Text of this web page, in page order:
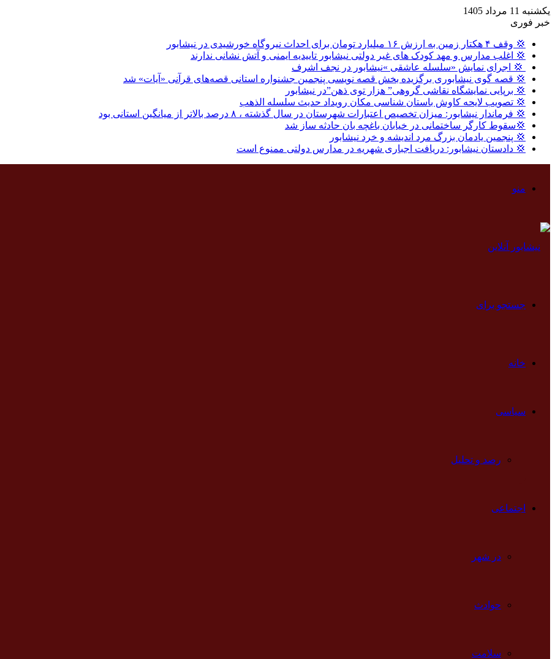
یکشنبه 11 مرداد 1405
خبر فوری
💢 وقف ۴ هکتار زمین به ارزش ۱۶ میلیارد تومان برای احداث نیروگاه خورشیدی در نیشابور
💢 اغلب مدارس و مهد کودک های غیر دولتی نیشابور تاییدیه ایمنی و آتش نشانی ندارند
‍ 💢 اجرای نمایش «سلسله عاشقی »نیشابور در نجف اشرف
💢 قصه گوی نیشابوری برگزیده بخش قصه نویسی پنجمین جشنواره استانی قصه‌های قرآنی «آیات» شد
💢 برپایی نمایشگاه نقاشی گروهی” هزار توی ذهن”در نیشابور
💢 تصویب لایحه کاوش باستان شناسی مکان رویداد حدیث سلسله الذهب
💢 فرماندار نیشابور: میزان تخصیص اعتبارات شهرستان در سال گذشته ، ۸ درصد بالاتر از میانگین استانی بود
💢سقوط کارگر ساختمانی در خیابان باغچه بان حادثه ساز شد
💢 پنجمین یادمان بزرگ مرد اندیشه و خرد نیشابور
💢 دادستان نیشابور: دریافت اجباری شهریه در مدارس دولتی ممنوع است
منو
جستجو برای
خانه
سیاسی
رصد و تحلیل
اجتماعی
در شهر
حوادث
سلامت